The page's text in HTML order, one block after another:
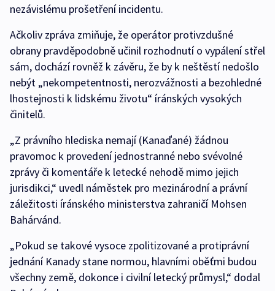
nezávislému prošetření incidentu.
Ačkoliv zpráva zmiňuje, že operátor protivzdušné
obrany pravděpodobně učinil rozhodnutí o vypálení střel
sám, dochází rovněž k závěru, že by k neštěstí nedošlo
nebýt „nekompetentnosti, nerozvážnosti a bezohledné
lhostejnosti k lidskému životu“ íránských vysokých
činitelů.
„Z právního hlediska nemají (Kanaďané) žádnou
pravomoc k provedení jednostranné nebo svévolné
zprávy či komentáře k letecké nehodě mimo jejich
jurisdikci,“ uvedl náměstek pro mezinárodní a právní
záležitosti íránského ministerstva zahraničí Mohsen
Bahárvánd.
„Pokud se takové vysoce zpolitizované a protiprávní
jednání Kanady stane normou, hlavními oběťmi budou
všechny země, dokonce i civilní letecký průmysl,“ dodal